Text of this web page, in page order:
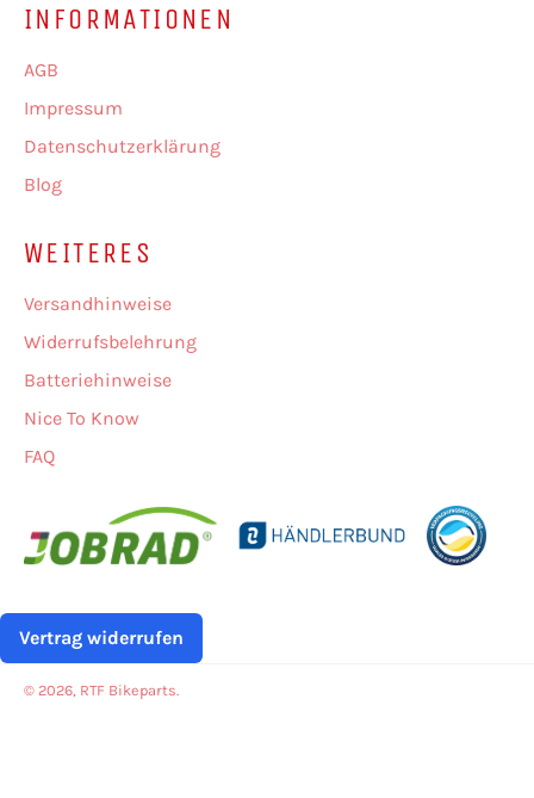
INFORMATIONEN
AGB
Impressum
Datenschutzerklärung
Blog
WEITERES
Versandhinweise
Widerrufsbelehrung
Batteriehinweise
Nice To Know
FAQ
Vertrag widerrufen
© 2026, RTF Bikeparts.